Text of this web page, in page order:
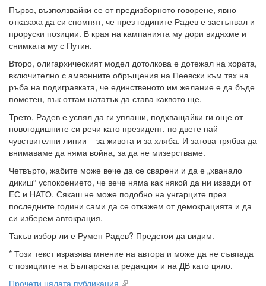
Първо, възползвайки се от предизборното говорене, явно
отказаха да си спомнят, че през годините Радев е застъпвал и
проруски позиции. В края на кампанията му дори видяхме и
снимката му с Путин.
Второ, олигархическият модел дотолкова е дотежал на хората,
включително с амвонните обръщения на Пеевски към тях на
ръба на подигравката, че единственото им желание е да бъде
пометен, пък оттам нататък да става каквото ще.
Трето, Радев е успял да ги уплаши, подхващайки ги още от
новогодишните си речи като президент, по двете най-
чувствителни линии – за живота и за хляба. И затова трябва да
внимаваме да няма война, за да не мизерстваме.
Четвърто, жабите може вече да се сварени и да е „хванало
дикиш“ успокоението, че вече няма как някой да ни извади от
ЕС и НАТО. Сякаш не може подобно на унгарците през
последните години сами да се откажем от демокрацията и да
си изберем автокрация.
Такъв избор ли е Румен Радев? Предстои да видим.
* Този текст изразява мнение на автора и може да не съвпада
с позициите на Българската редакция и на ДВ като цяло.
Прочети цялата публикация